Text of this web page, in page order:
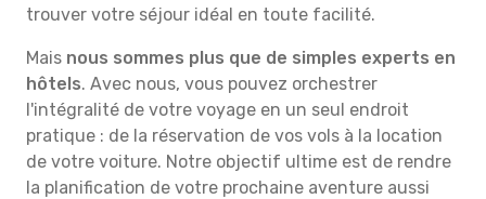
trouver votre séjour idéal en toute facilité.
Mais nous sommes plus que de simples experts en
hôtels. Avec nous, vous pouvez orchestrer
l'intégralité de votre voyage en un seul endroit
pratique : de la réservation de vos vols à la location
de votre voiture. Notre objectif ultime est de rendre
la planification de votre prochaine aventure aussi